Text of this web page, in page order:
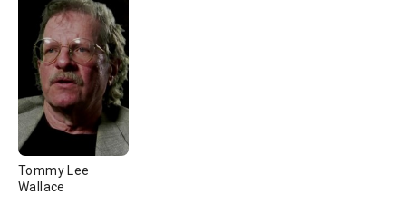
Tommy Lee
Wallace